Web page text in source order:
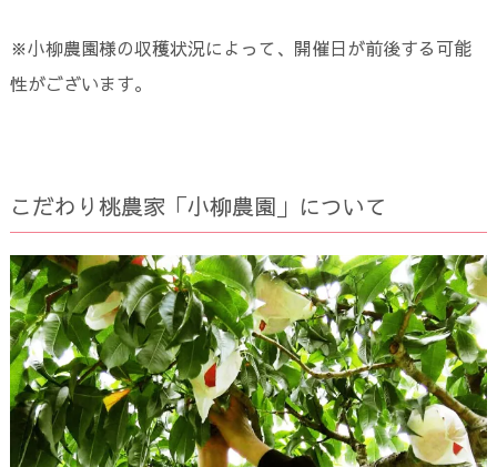
※小柳農園様の収穫状況によって、開催日が前後する可能
性がございます。
こだわり桃農家「小柳農園」について